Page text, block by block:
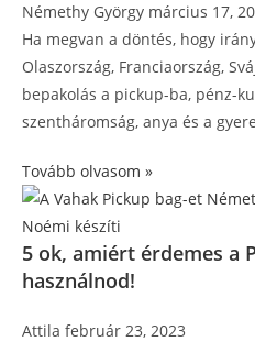
Némethy György március 17,
Ha megvan a döntés, hogy
Olaszország, Franciaország,
bepakolás a pickup-ba, pénz-
szentháromság, anya és a
Tovább olvasom »
5 ok, amiért érdemes a
használnod!
Attila február 23, 2023